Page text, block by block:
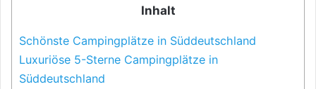
Inhalt
Schönste Campingplätze in Süddeutschland
Luxuriöse 5-Sterne Campingplätze in
Süddeutschland